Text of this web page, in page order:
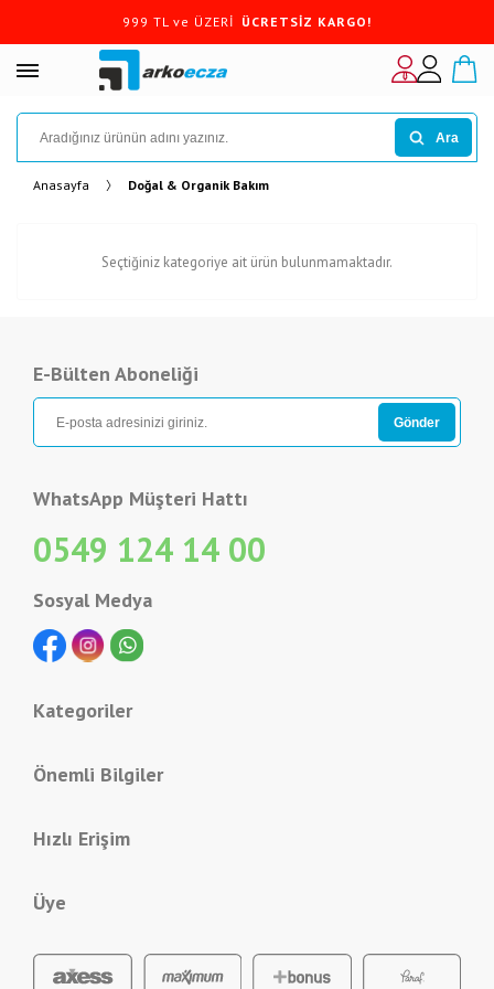
999 TL ve ÜZERİ ÜCRETSİZ KARGO!
Ara
Anasayfa Doğal & Organik Bakım
Seçtiğiniz kategoriye ait ürün bulunmamaktadır.
Kategoriler
Önemli Bilgiler
Hızlı Erişim
Üye
E-Bülten Aboneliği
WhatsApp Müşteri Hattı
0549 124 14 00
Sosyal Medya